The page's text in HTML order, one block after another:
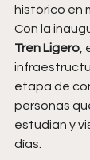
histórico en
Con la
Tren Ligero,
etapa de
personas
estudian y
días.